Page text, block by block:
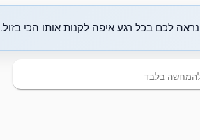
לכם בכל רגע איפה לקנות אותו הכי בזול.
בלבד